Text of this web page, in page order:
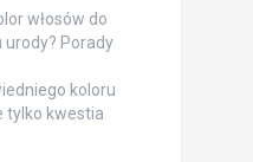
włosów do
urody? Porady
koloru
tylko kwestia